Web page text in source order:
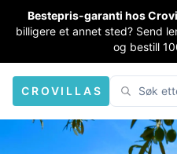
Bestepris-garanti hos
billigere et annet sted? Send
og bestill
CROVILLAS